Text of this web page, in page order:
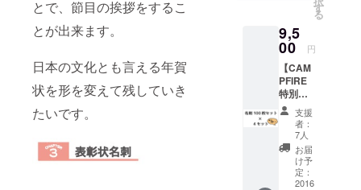
とで、節目の挨拶をするこ
とが出来ます。
日本の文化とも言える年賀
状を形を変えて残していき
たいです。
頂きま
前、電
話番
号、
メール
アドレ
スをあ
なただ
けのも
のにデ
ザイン
しま
す。
す
る
9,5
00 円
【CAM
PFIRE
特別価
格】 そ
の他デ
ザイン
名刺の
中の一
つのデ
ザイン
支援
者：
7人
お届
け予
定：
2016